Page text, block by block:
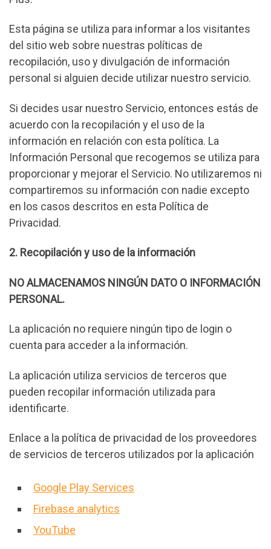
Esta página se utiliza para informar a los visitantes
del sitio web sobre nuestras políticas de
recopilación, uso y divulgación de información
personal si alguien decide utilizar nuestro servicio.
Si decides usar nuestro Servicio, entonces estás de
acuerdo con la recopilación y el uso de la
información en relación con esta política. La
Información Personal que recogemos se utiliza para
proporcionar y mejorar el Servicio. No utilizaremos ni
compartiremos su información con nadie excepto
en los casos descritos en esta Política de
Privacidad.
2. Recopilación y uso de la información
NO ALMACENAMOS NINGÚN DATO O INFORMACIÓN
PERSONAL.
La aplicación no requiere ningún tipo de login o
cuenta para acceder a la información.
La aplicación utiliza servicios de terceros que
pueden recopilar información utilizada para
identificarte.
Enlace a la política de privacidad de los proveedores
de servicios de terceros utilizados por la aplicación
Google Play Services
Firebase analytics
YouTube